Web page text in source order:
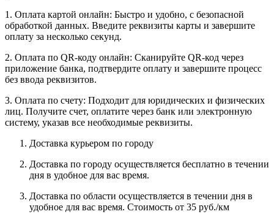
1. Оплата картой онлайн: Быстро и удобно, с безопасной
обработкой данных. Введите реквизиты карты и завершите
оплату за несколько секунд.
2. Оплата по QR-коду онлайн: Сканируйте QR-код через
приложение банка, подтвердите оплату и завершите процесс
без ввода реквизитов.
3. Оплата по счету: Подходит для юридических и физических
лиц. Получите счет, оплатите через банк или электронную
систему, указав все необходимые реквизиты.
Доставка курьером по городу
Доставка по городу осуществляется бесплатно в течении
дня в удобное для вас время.
Доставка по области осуществляется в течении дня в
удобное для вас время. Стоимость от 35 руб./км